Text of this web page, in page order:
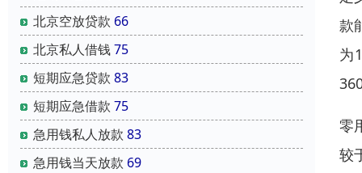
北京空放贷款 66
北京私人借钱75
短期应急贷款 83
短期应急借款 75
急用钱私人放款 83
急用钱当天放款 69
款
为
零
较